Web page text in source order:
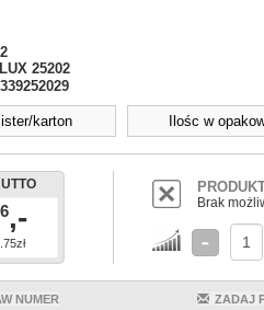
25202
karton Ilośc w
,- Brak
NUMER ZADAJ